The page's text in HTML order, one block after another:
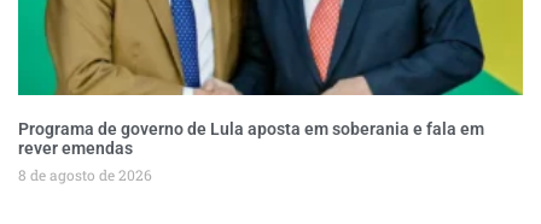
Programa de governo de Lula aposta em soberania e fala em
rever emendas
8 de agosto de 2026